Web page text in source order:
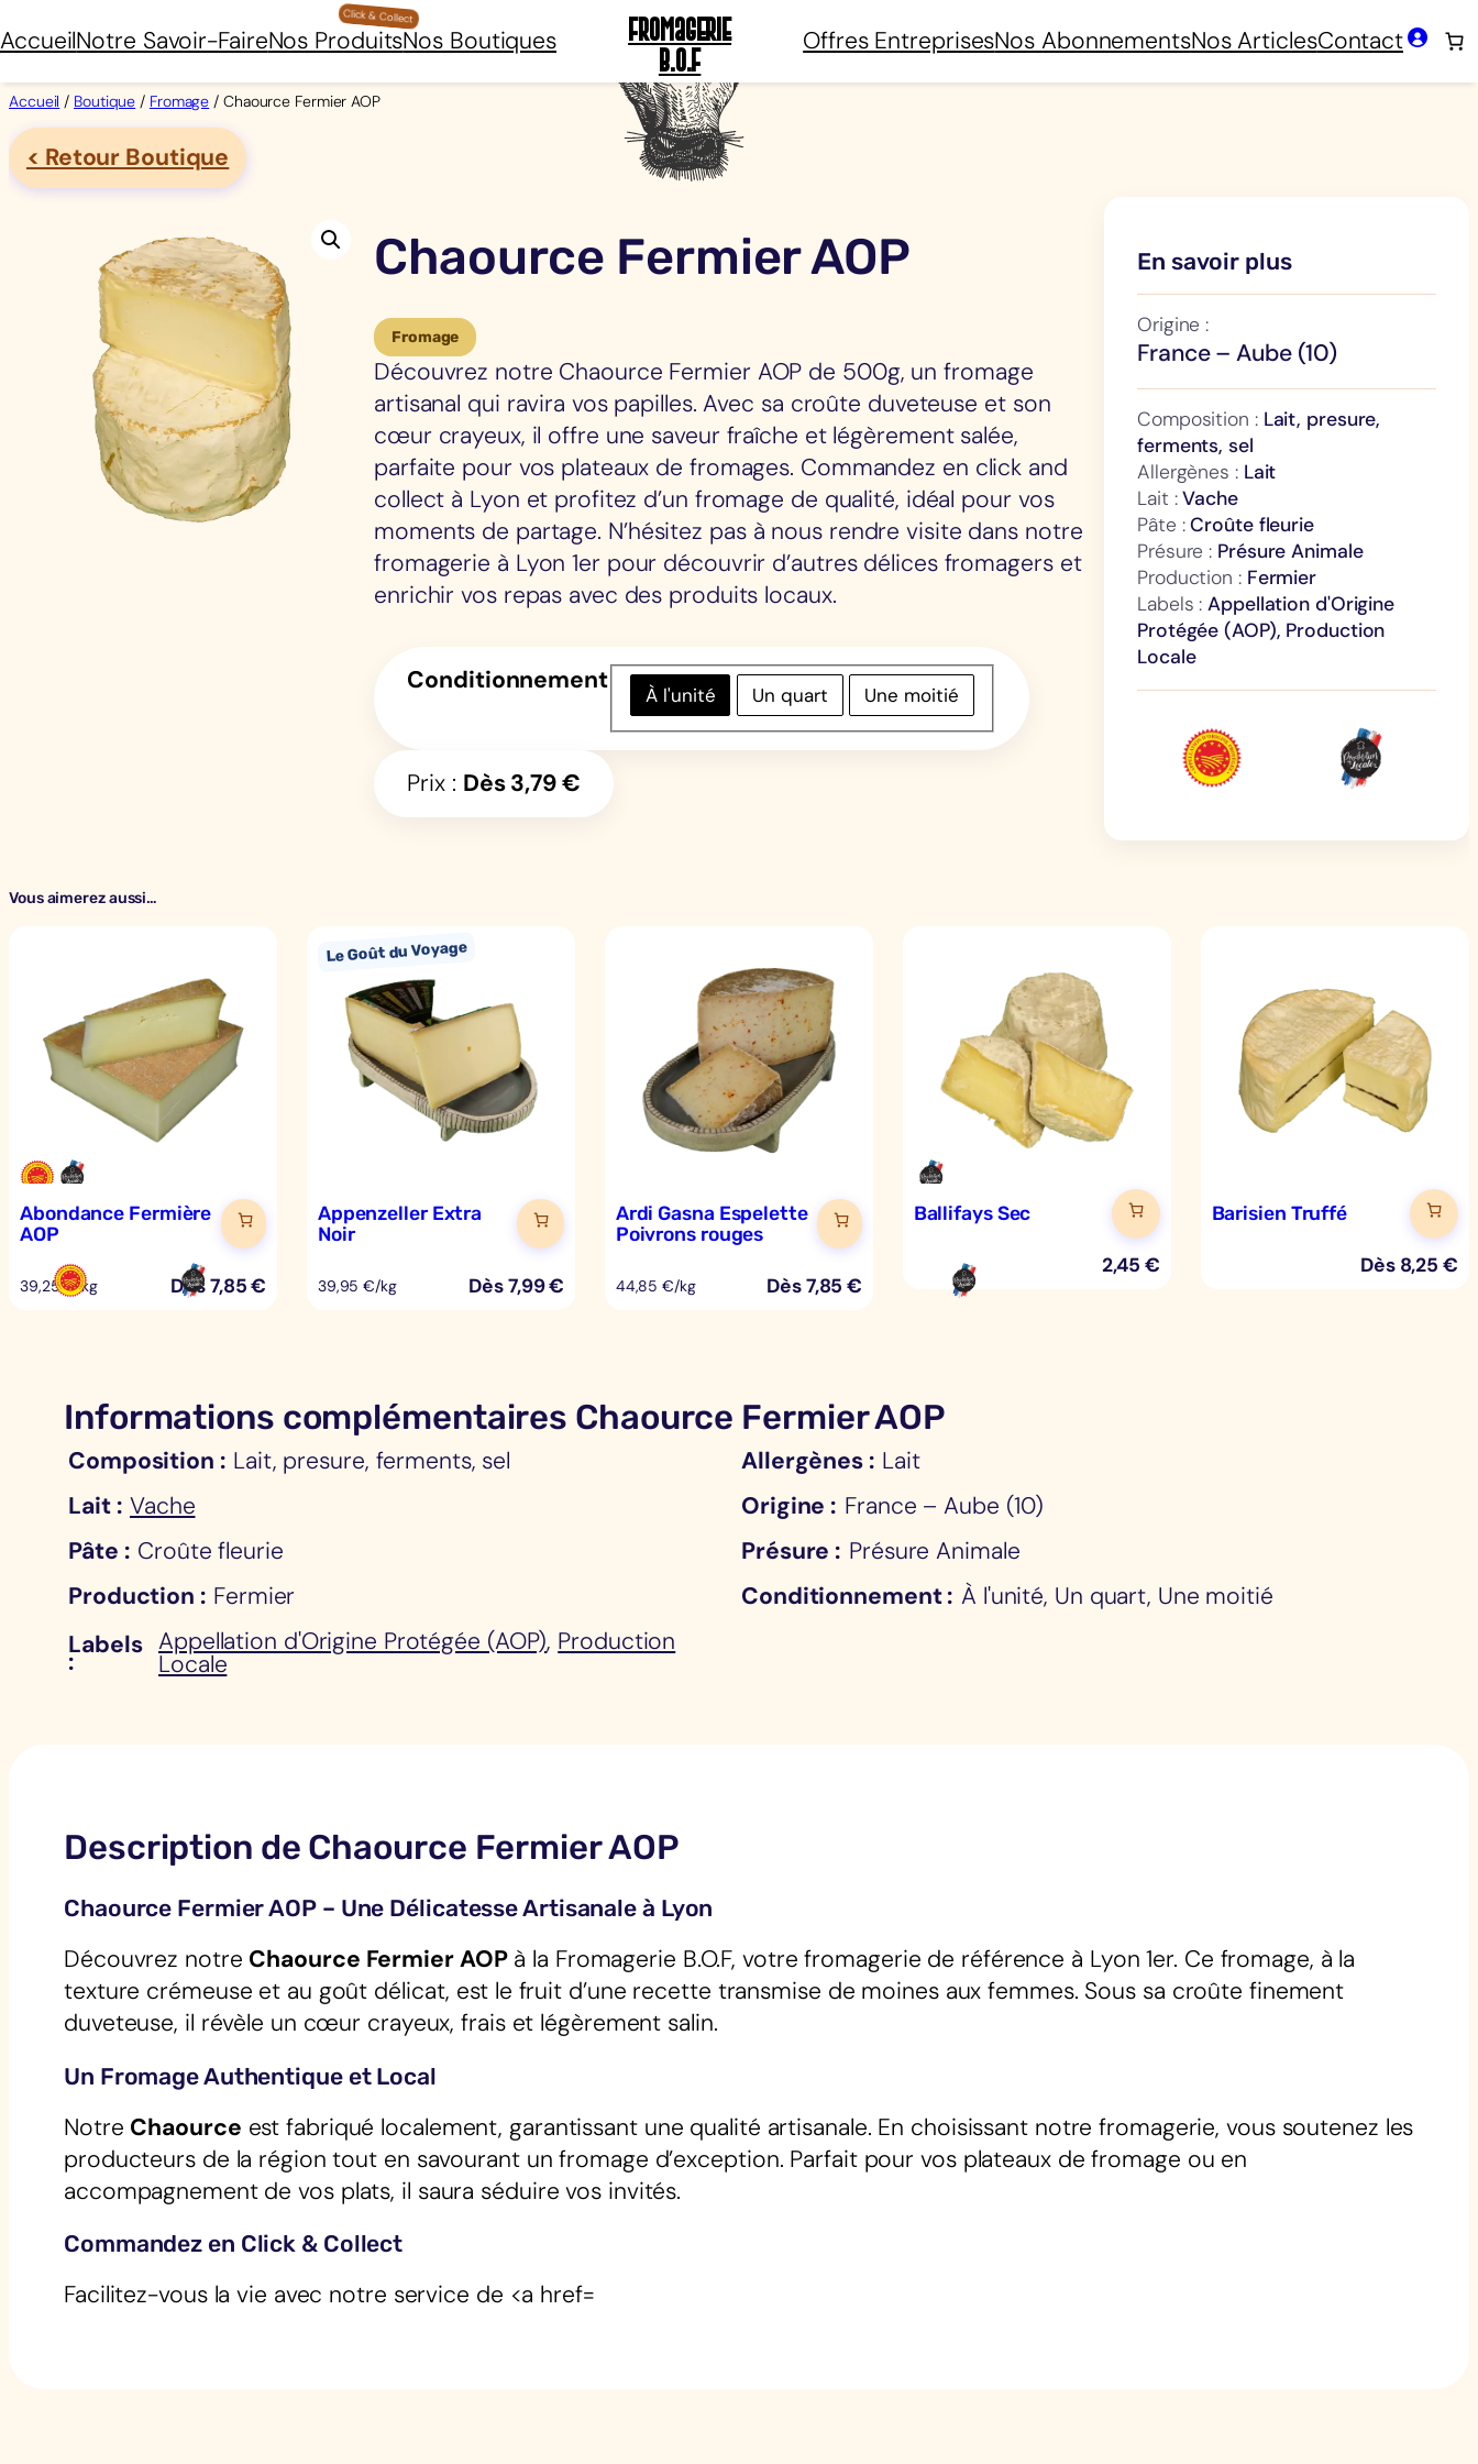
au
contenu
AccueilNotre Savoir-FaireNos ProduitsNos Boutiques
Fromagerie
B.O.F
Offres EntreprisesNos AbonnementsNos ArticlesContact
Accueil / Boutique / Fromage / Chaource Fermier AOP
< Retour Boutique
Chaource Fermier AOP
Fromage
Découvrez notre Chaource Fermier AOP de 500g, un fromage
artisanal qui ravira vos papilles. Avec sa croûte duveteuse et son
cœur crayeux, il offre une saveur fraîche et légèrement salée,
parfaite pour vos plateaux de fromages. Commandez en click and
collect à Lyon et profitez d’un fromage de qualité, idéal pour vos
moments de partage. N’hésitez pas à nous rendre visite dans notre
fromagerie à Lyon 1er pour découvrir d’autres délices fromagers et
enrichir vos repas avec des produits locaux.
Conditionnement
À l'unité Un quart Une moitié
Prix : Dès3,79€
En savoir plus
Origine :
France – Aube (10)
Composition : Lait, presure,
ferments, sel
Allergènes : Lait
Lait : Vache
Pâte : Croûte fleurie
Présure : Présure Animale
Production : Fermier
Labels : Appellation d'Origine
Protégée (AOP), Production
Locale
Vous aimerez aussi…
Abondance Fermière
AOP
39,25 €/kg Dès7,85€
Appenzeller Extra
Noir
39,95 €/kg Dès7,99€
Ardi Gasna Espelette
Poivrons rouges
44,85 €/kg Dès7,85€
Ballifays Sec
2,45€
Barisien Truffé
Dès 8,25€
Informations complémentaires Chaource Fermier AOP
Composition Lait, presure, ferments, sel Allergènes
Lait
Lait
Vache Origine
France – Aube (10)
Pâte
Croûte fleurie Présure
Présure Animale
Production
Fermier Conditionnement
À l'unité, Un quart, Une moitié
Labels Appellation d'Origine Protégée (AOP), Production
Locale
Description de Chaource Fermier AOP
Chaource Fermier AOP – Une Délicatesse Artisanale à Lyon
Découvrez notre Chaource Fermier AOPà la Fromagerie B.O.F, votre fromagerie de référence à Lyon 1er. Ce fromage, à la
texture crémeuse et au goût délicat, est le fruit d’une recette transmise de moines aux femmes. Sous sa croûte finement
duveteuse, il révèle un cœur crayeux, frais et légèrement salin.
Un Fromage Authentique et Local
Notre Chaource est fabriqué localement, garantissant une qualité artisanale. En choisissant notre fromagerie, vous soutenez les
producteurs de la région tout en savourant un fromage d’exception. Parfait pour vos plateaux de fromage ou en
accompagnement de vos plats, il saura séduire vos invités.
Commandez en Click & Collect
Facilitez-vous la vie avec notre service de <a href=